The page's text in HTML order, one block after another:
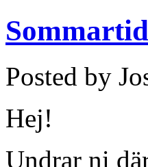
Posted by
Hej!
Undrar ni